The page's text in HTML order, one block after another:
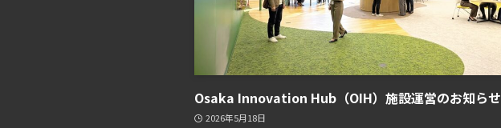
Osaka Innovation Hub（OIH）施設運営のお知らせ
2026年5月18日